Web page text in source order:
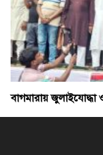
বাগমারায়